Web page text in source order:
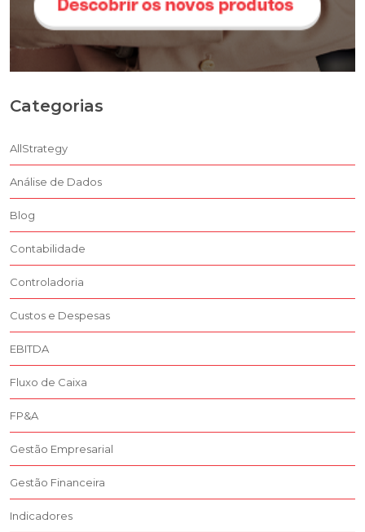
Categorias
AllStrategy
Análise de Dados
Blog
Contabilidade
Controladoria
Custos e Despesas
EBITDA
Fluxo de Caixa
FP&A
Gestão Empresarial
Gestão Financeira
Indicadores